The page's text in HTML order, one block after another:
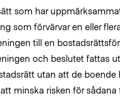
som har
som förvärvar en eller
till en
och beslutet fattas
utan att de boende
minska risken för sådana